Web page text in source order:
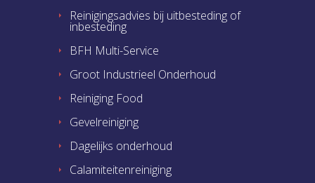
Reinigingsadvies bij uitbesteding of
inbesteding
BFH Multi-Service
Groot Industrieel Onderhoud
Reiniging Food
Gevelreiniging
Dagelijks onderhoud
Calamiteitenreiniging